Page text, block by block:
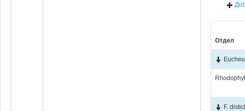
Отдел
F.